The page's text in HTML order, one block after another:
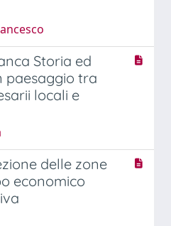
Storia ed
paesaggio tra
locali e
delle zone
economico